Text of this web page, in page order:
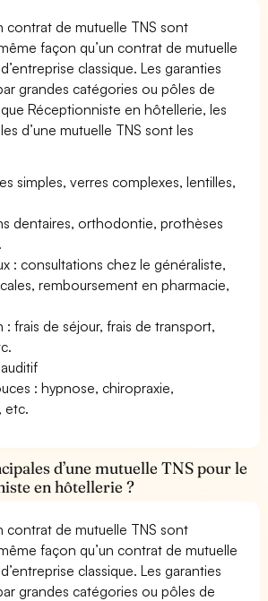
contrat de mutuelle TNS sont
façon qu’un contrat de mutuelle
classique. Les garanties
grandes catégories ou pôles de
Réceptionniste en hôtellerie, les
d’une mutuelle TNS sont les
simples, verres complexes, lentilles,
dentaires, orthodontie, prothèses
: consultations chez le généraliste,
remboursement en pharmacie,
: frais de séjour, frais de transport,
: hypnose, chiropraxie,
etc.
d’une mutuelle TNS pour le
en hôtellerie ?
contrat de mutuelle TNS sont
façon qu’un contrat de mutuelle
classique. Les garanties
grandes catégories ou pôles de